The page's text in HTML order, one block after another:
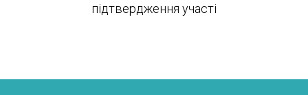
підтвердження участі